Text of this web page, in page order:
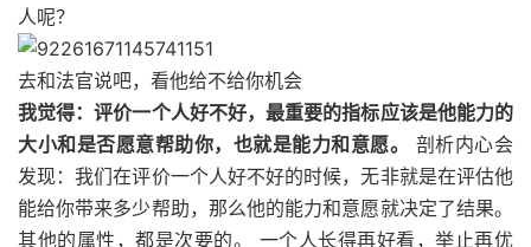
人呢？
去和法官说吧，看他给不给你机会
我觉得：评价一个人好不好，最重要的指标应该是他能力的
大小和是否愿意帮助你，也就是能力和意愿。
剖析内心会
发现：我们在评价一个人好不好的时候，无非就是在评估他
能给你带来多少帮助，那么他的能力和意愿就决定了结果。
其他的属性，都是次要的。 一个人长得再好看，举止再优